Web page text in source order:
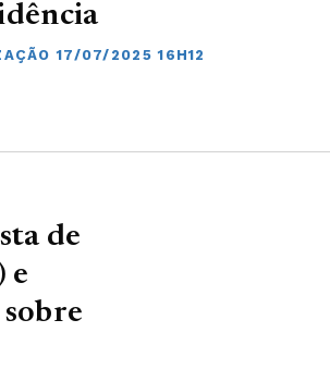
17/07/2025 16H12
de
e